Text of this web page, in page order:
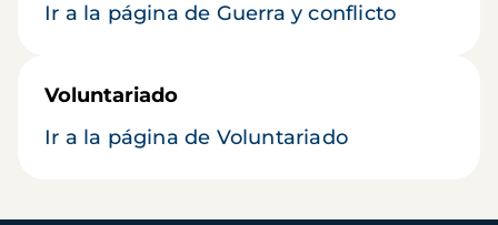
Ir a la página de Guerra y conflicto
Voluntariado
Ir a la página de Voluntariado